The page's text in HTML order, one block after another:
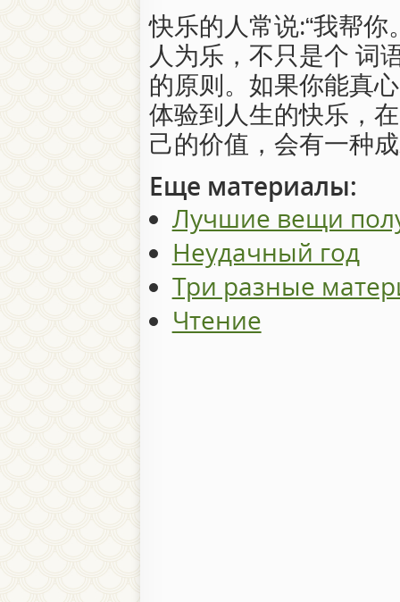
快乐的人常说:“我帮你
人为乐，不只是个 词
的原则。如果你能真
体验到人生的快乐，
己的价值，会有一种
Еще материалы:
Лучшие вещи
Неудачный год
Три разные
Чтение